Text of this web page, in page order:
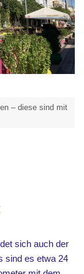
– diese sind mit
sich auch der
sind es etwa 24